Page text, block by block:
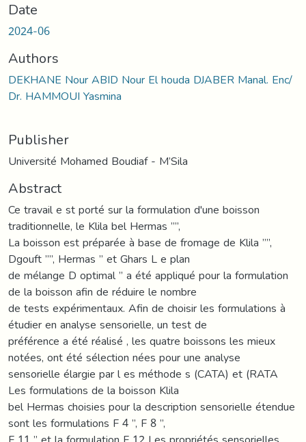
Date
2024-06
Authors
DEKHANE Nour ABID Nour El houda DJABER Manal. Enc/
Dr. HAMMOUI Yasmina
Publisher
Université Mohamed Boudiaf - M’Sila
Abstract
Ce travail e st porté sur la formulation d'une boisson
traditionnelle, le Klila bel Hermas ’’’’,
La boisson est préparée à base de fromage de Klila ’’’’,
Dgouft ’’’’, Hermas ’’ et Ghars L e plan
de mélange D optimal ’’ a été appliqué pour la formulation
de la boisson afin de réduire le nombre
de tests expérimentaux. Afin de choisir les formulations à
étudier en analyse sensorielle, un test de
préférence a été réalisé , les quatre boissons les mieux
notées, ont été sélection nées pour une analyse
sensorielle élargie par l es méthode s (CATA) et (RATA
Les formulations de la boisson Klila
bel Hermas choisies pour la description sensorielle étendue
sont les formulations F 4 ’’, F 8 ’’,